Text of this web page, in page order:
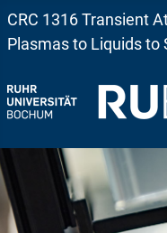
CRC 1316 Transient
Plasmas to Liquids to